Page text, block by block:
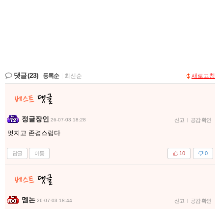
댓글(23) 등록순 최신순 새로고침
정글장인 26-07-03 18:28 신고 | 공감 확인
멋지고 존경스럽다
답글 이동 0
10
멤논 26-07-03 18:44 신고 | 공감 확인